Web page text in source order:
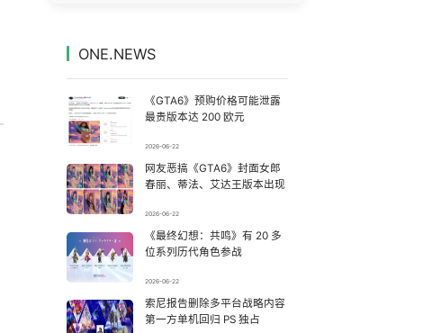
9 14岁男孩因家长放纵确诊糖尿病 7144112°
11 戚薇谈把脸交给AI
12 这些燃气使用“偏方”千万别信 6856018°
13
14 多个明星演唱会取消 6662817°
ONE.NEWS
《GTA6》预购价格可能泄露
最贵版本达 200 欧元
2026-06-22
网友恶搞《GTA6》封面女郎
春丽、蒂法、艾达王版本出现
2026-06-22
《最终幻想：共鸣》有 20 多
位系列历代角色参战
2026-06-22
索尼报告删除多平台战略内容
第一方单机回归 PS 独占